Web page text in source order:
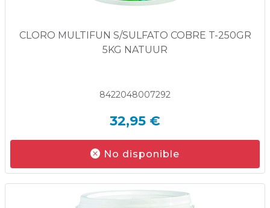
CLORO MULTIFUN S/SULFATO COBRE T-250GR
5KG NATUUR
8422048007292
32,95 €
No disponible